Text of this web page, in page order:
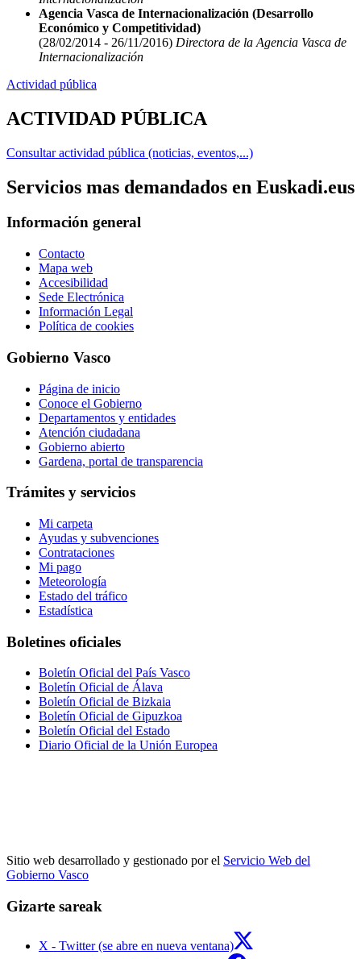
Agencia Vasca de Internacionalización (Desarrollo
Económico y Competitividad)
(28/02/2014 - 26/11/2016) Directora de la Agencia Vasca de
Internacionalización
Actividad pública
ACTIVIDAD PÚBLICA
Consultar actividad pública (noticias, eventos,...)
Servicios mas demandados en Euskadi.eus
Información general
Contacto
Mapa web
Accesibilidad
Sede Electrónica
Información Legal
Política de cookies
Gobierno Vasco
Página de inicio
Conoce el Gobierno
Departamentos y entidades
Atención ciudadana
Gobierno abierto
Gardena, portal de transparencia
Trámites y servicios
Mi carpeta
Ayudas y subvenciones
Contrataciones
Mi pago
Meteorología
Estado del tráfico
Estadística
Boletines oficiales
Boletín Oficial del País Vasco
Boletín Oficial de Álava
Boletín Oficial de Bizkaia
Boletín Oficial de Gipuzkoa
Boletín Oficial del Estado
Diario Oficial de la Unión Europea
Sitio web desarrollado y gestionado por el Servicio Web del
Gobierno Vasco
Gizarte sareak
X - Twitter (se abre en nueva ventana)